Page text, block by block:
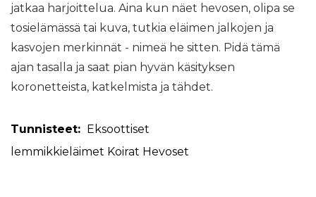
jatkaa harjoittelua. Aina kun näet hevosen, olipa se
tosielämässä tai kuva, tutkia eläimen jalkojen ja
kasvojen merkinnät - nimeä he sitten. Pidä tämä
ajan tasalla ja saat pian hyvän käsityksen
koronetteista, katkelmista ja tähdet.
Tunnisteet: Eksoottiset
lemmikkieläimet Koirat Hevoset